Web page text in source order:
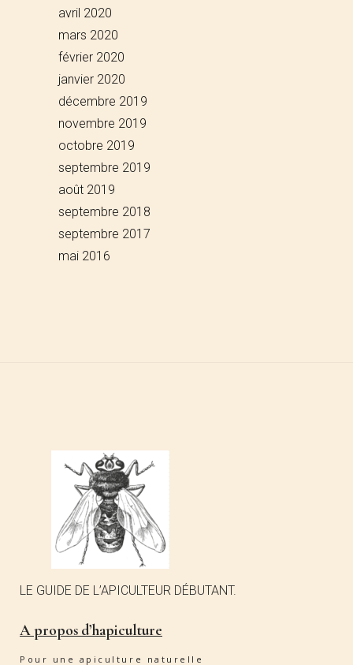
avril 2020
mars 2020
février 2020
janvier 2020
décembre 2019
novembre 2019
octobre 2019
septembre 2019
août 2019
septembre 2018
septembre 2017
mai 2016
LE GUIDE DE L’APICULTEUR DÉBUTANT.
A propos d’hapiculture
Pour une apiculture naturelle